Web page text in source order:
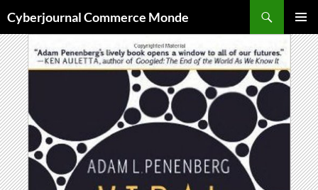
au
contenu
Cyberjournal Commerce Monde
MENU